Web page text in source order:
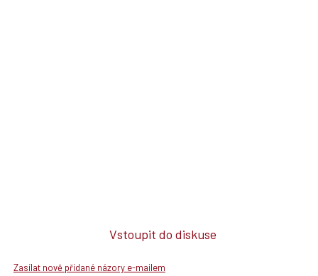
Vstoupit do diskuse
Zasílat nově přidané názory e-mailem